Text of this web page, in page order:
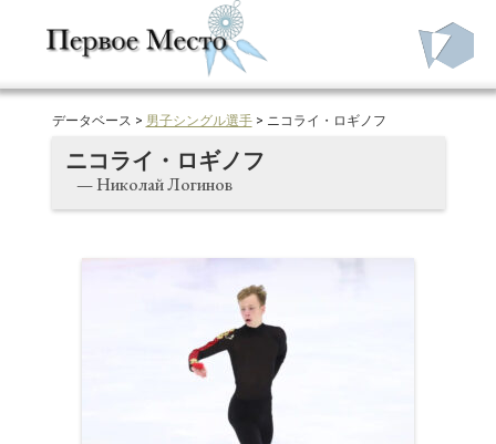
データベース > 男子シングル選手> ニコライ・ロギノフ
ニコライ・ロギノフ
— Николай Логинов